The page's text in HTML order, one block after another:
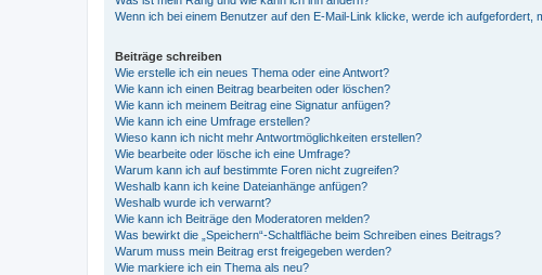
Wenn ich bei einem Benutzer auf den E-Mail-Link klicke, werde ich aufgefordert,
Beiträge schreiben
Wie erstelle ich ein neues Thema oder eine Antwort?
Wie kann ich einen Beitrag bearbeiten oder löschen?
Wie kann ich meinem Beitrag eine Signatur anfügen?
Wie kann ich eine Umfrage erstellen?
Wieso kann ich nicht mehr Antwortmöglichkeiten erstellen?
Wie bearbeite oder lösche ich eine Umfrage?
Warum kann ich auf bestimmte Foren nicht zugreifen?
Weshalb kann ich keine Dateianhänge anfügen?
Weshalb wurde ich verwarnt?
Wie kann ich Beiträge den Moderatoren melden?
Was bewirkt die „Speichern“-Schaltfläche beim Schreiben eines Beitrags?
Warum muss mein Beitrag erst freigegeben werden?
Wie markiere ich ein Thema als neu?